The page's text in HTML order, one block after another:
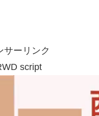
サーリンク
script